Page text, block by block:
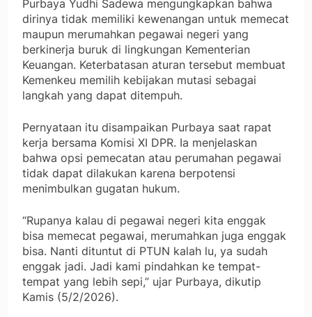
Purbaya Yudhi Sadewa mengungkapkan bahwa
dirinya tidak memiliki kewenangan untuk memecat
maupun merumahkan pegawai negeri yang
berkinerja buruk di lingkungan Kementerian
Keuangan. Keterbatasan aturan tersebut membuat
Kemenkeu memilih kebijakan mutasi sebagai
langkah yang dapat ditempuh.
Pernyataan itu disampaikan Purbaya saat rapat
kerja bersama Komisi XI DPR. Ia menjelaskan
bahwa opsi pemecatan atau perumahan pegawai
tidak dapat dilakukan karena berpotensi
menimbulkan gugatan hukum.
“Rupanya kalau di pegawai negeri kita enggak
bisa memecat pegawai, merumahkan juga enggak
bisa. Nanti dituntut di PTUN kalah lu, ya sudah
enggak jadi. Jadi kami pindahkan ke tempat-
tempat yang lebih sepi,” ujar Purbaya, dikutip
Kamis (5/2/2026).